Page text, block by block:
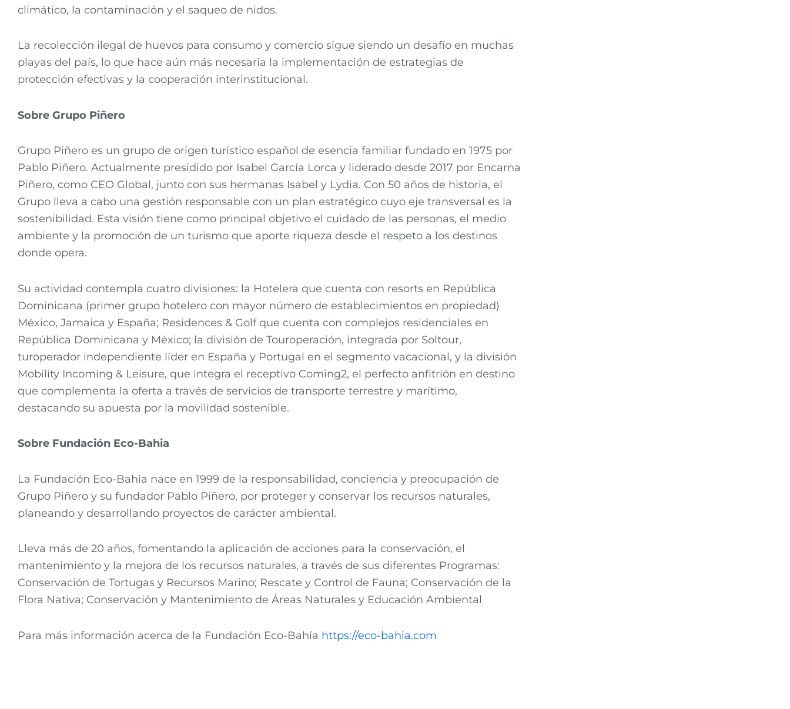
climático, la contaminación y el saqueo de nidos.
La recolección ilegal de huevos para consumo y comercio sigue siendo un desafío en muchas
playas del país, lo que hace aún más necesaria la implementación de estrategias de
protección efectivas y la cooperación interinstitucional.
Sobre Grupo Piñero
Grupo Piñero es un grupo de origen turístico español de esencia familiar fundado en 1975 por
Pablo Piñero. Actualmente presidido por Isabel García Lorca y liderado desde 2017 por Encarna
Piñero, como CEO Global, junto con sus hermanas Isabel y Lydia. Con 50 años de historia, el
Grupo lleva a cabo una gestión responsable con un plan estratégico cuyo eje transversal es la
sostenibilidad. Esta visión tiene como principal objetivo el cuidado de las personas, el medio
ambiente y la promoción de un turismo que aporte riqueza desde el respeto a los destinos
donde opera.
Su actividad contempla cuatro divisiones: la Hotelera que cuenta con resorts en República
Dominicana (primer grupo hotelero con mayor número de establecimientos en propiedad)
México, Jamaica y España; Residences & Golf que cuenta con complejos residenciales en
República Dominicana y México; la división de Touroperación, integrada por Soltour,
turoperador independiente líder en España y Portugal en el segmento vacacional, y la división
Mobility Incoming & Leisure, que integra el receptivo Coming2, el perfecto anfitrión en destino
que complementa la oferta a través de servicios de transporte terrestre y marítimo,
destacando su apuesta por la movilidad sostenible.
Sobre Fundación Eco-Bahia
La Fundación Eco-Bahia nace en 1999 de la responsabilidad, conciencia y preocupación de
Grupo Piñero y su fundador Pablo Piñero, por proteger y conservar los recursos naturales,
planeando y desarrollando proyectos de carácter ambiental.
Lleva más de 20 años, fomentando la aplicación de acciones para la conservación, el
mantenimiento y la mejora de los recursos naturales, a través de sus diferentes Programas:
Conservación de Tortugas y Recursos Marino; Rescate y Control de Fauna; Conservación de la
Flora Nativa; Conservación y Mantenimiento de Áreas Naturales y Educación Ambiental
Para más información acerca de la Fundación Eco-Bahía https://eco-bahia.com